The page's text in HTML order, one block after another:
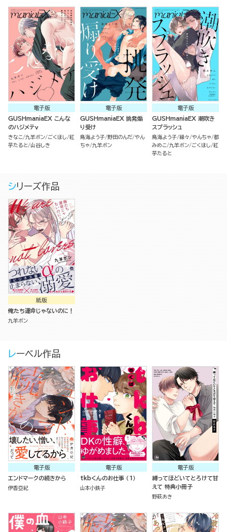
電子版
GUSHmaniaEX こんな
のハジメテｖ
きなこ 九羊ボン ごくほし 紅
芋たると
山谷しき
電子版
GUSHmaniaEX 挑発煽
り受け
鳥海よう子 野田のんだ やん
ちゃ 九羊ボン
電子版
GUSHmaniaEX 潮吹き
スプラッシュ
鳥海よう子 縁々 やんちゃ 都
みめこ 九羊ボン ごくほし 紅
芋たると
シリーズ作品
紙版
俺たち運命じゃないのに！
九羊ボン
レーベル作品
電子版
エンドマークの続きから
伊香亞紀
電子版
tkbくんのお仕事 （1）
山本小鉄子
電子版
縛ってほどいてとろけて甘
えて 特典小冊子
野萩あき